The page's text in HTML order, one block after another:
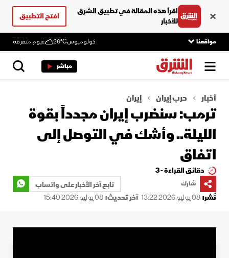
اقرأ هذه المقالة في تطبيق الشرق
للأخبار
افتح التطبيق
مواقعنا كولومبوس26°C غيوم متفرقة
مباشر
أخبار حرب إيران إيران
ترمب: سنضرب إيران مجدداً بقوة
الليلة.. وأشك في التوصل إلى
اتفاق
دقائق القراءة - 3
شارك
تابع آخر الأخبار على واتساب
نُشر:08 يوليو 2026 13:22 آخر تحديث:08 يوليو 2026 15:40